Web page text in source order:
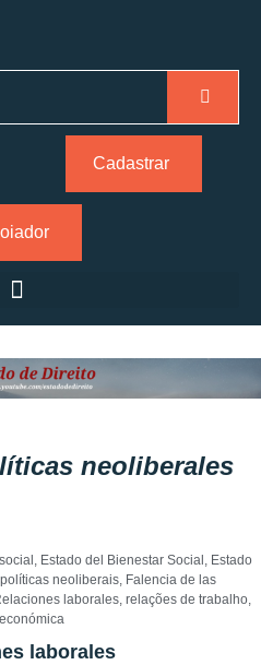
Cadastrar
neoliberales
, Estado del Bienestar Social , Estado
neoliberais, Falencia de las
laborales, relações de trabalho,
laborales